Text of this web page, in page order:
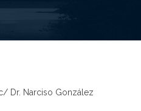
Dr. Narciso González